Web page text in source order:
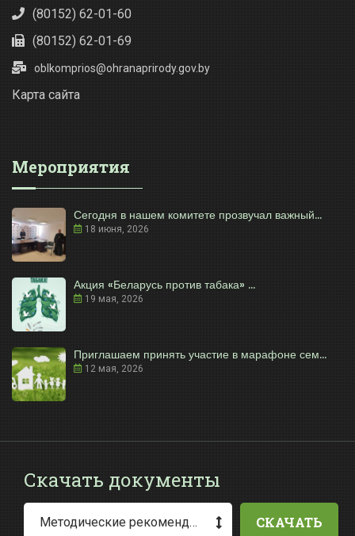
(80152) 62-01-60
(80152) 62-01-69
oblkomprios@ohranaprirody.gov.by
Карта сайта
Мероприятия
Сегодня в нашем комитете прозвучал важный...
18 июня, 2026
Акция «Беларусь против табака» ...
19 мая, 2026
Приглашаем принять участие в марафоне сем...
12 мая, 2026
Скачать документы
Методические рекомендации по заполнению заявления о выдаче разрешения на специальное водопользование СКАЧАТЬ